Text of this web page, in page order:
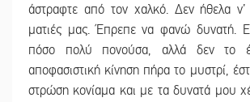
άστραφτε από τον χαλκό. Δεν ήθελα
ματιές μας. Έπρεπε να φανώ δυνατή.
πόσο πολύ πονούσα, αλλά δεν το
αποφασιστική κίνηση πήρα το μυστρί,
στρώση κονίαμα και με τα δυνατά μου